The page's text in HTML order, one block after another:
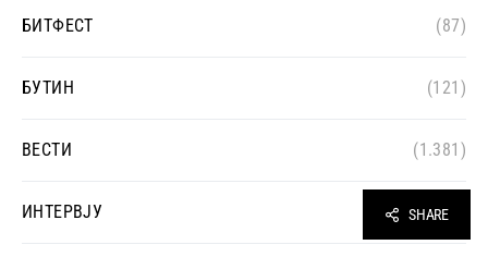
БИТФЕСТ (87)
БУТИН (121)
ВЕСТИ (1.381)
ИНТЕРВЈУ (241)
SHARE